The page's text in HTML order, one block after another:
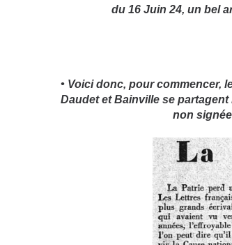
du 16 Juin 24, un bel
• Voici donc, pour commencer,
Daudet et Bainville se
non